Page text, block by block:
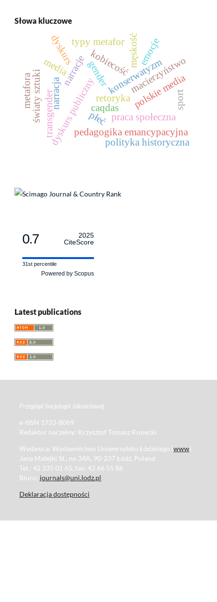
Słowa kluczowe
konserwatyzm
dyskurs publicznyretoryka
narracje
media
narracja
praca społeczna
pedagogika emancypacyjna
męskość
kobiecość
płeć
gender
transgender polskie media
sport
macierzyństwo
polityka historyczna
dyskurs
caqdas
światy sztuki
metafora
typy metafor emocje
0.7
2025
CiteScore
31st percentile
Powered by Scopus
Latest publications
Przegląd Socjologii Jakościowej
e-ISSN 1733-8069
Redaktor naczelny: Krzysztof Tomasz Konecki
Wydawca: Wydawnictwo Uniwersytetu Łódzkiego (www)
Jana Matejki St., no 34A, 90-237 Łódź, Poland
Tel.: 42 235 01 65, fax: 42 66 55 86
Biuro: journals@uni.lodz.pl
Deklaracja dostępności